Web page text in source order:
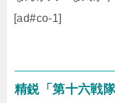
[ad#co-1]
精鋭「第十六戦